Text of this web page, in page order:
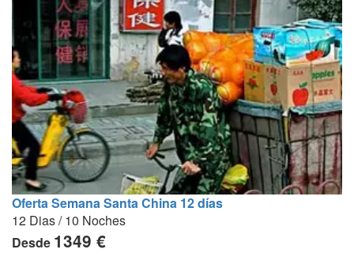
Oferta Semana Santa China 12 días
12 Dias / 10 Noches
Desde 1349 €